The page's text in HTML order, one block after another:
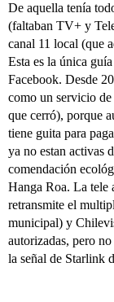
De aquella tenía
(faltaban TV+ y
canal 11 local (que
Esta es la única
Facebook. Desde
como un servicio
que cerró), porque
tiene guita para
ya no estan activas
comendación
Hanga Roa. La tele
retransmite el
municipal) y
autorizadas, pero
la señal de Starlink